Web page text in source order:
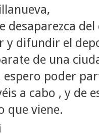
desaparezca
y difundir el
de una
espero poder
a cabo , y de
que viene.